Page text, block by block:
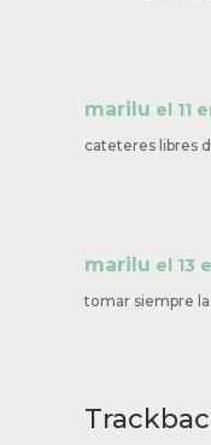
marilu el 11
cateteres libres
marilu el 13
tomar siempre